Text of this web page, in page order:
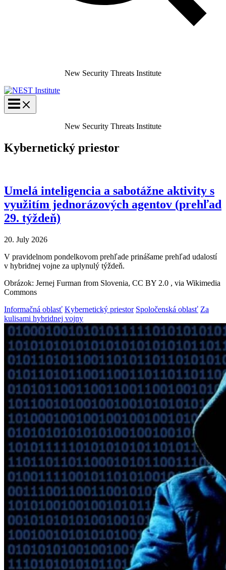
New Security Threats Institute
New Security Threats Institute
Kybernetický priestor
Umelá inteligencia a sabotážne aktivity s
využitím jednorázových agentov (prehľad
29. týždeň)
20. July 2026
V pravidelnom pondelkovom prehľade prinášame prehľad udalostí
v hybridnej vojne za uplynulý týždeň.
Obrázok: Jernej Furman from Slovenia, CC BY 2.0 , via Wikimedia
Commons
Informačná oblasť Kybernetický priestor Spoločenská oblasť Za
kulisami hybridnej vojny